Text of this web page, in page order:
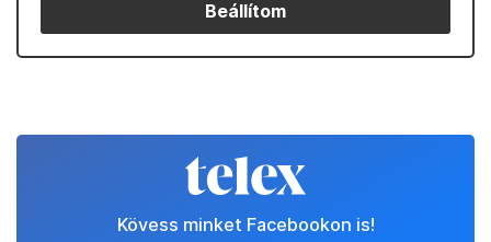
Beállítom
Kövess minket Facebookon is!